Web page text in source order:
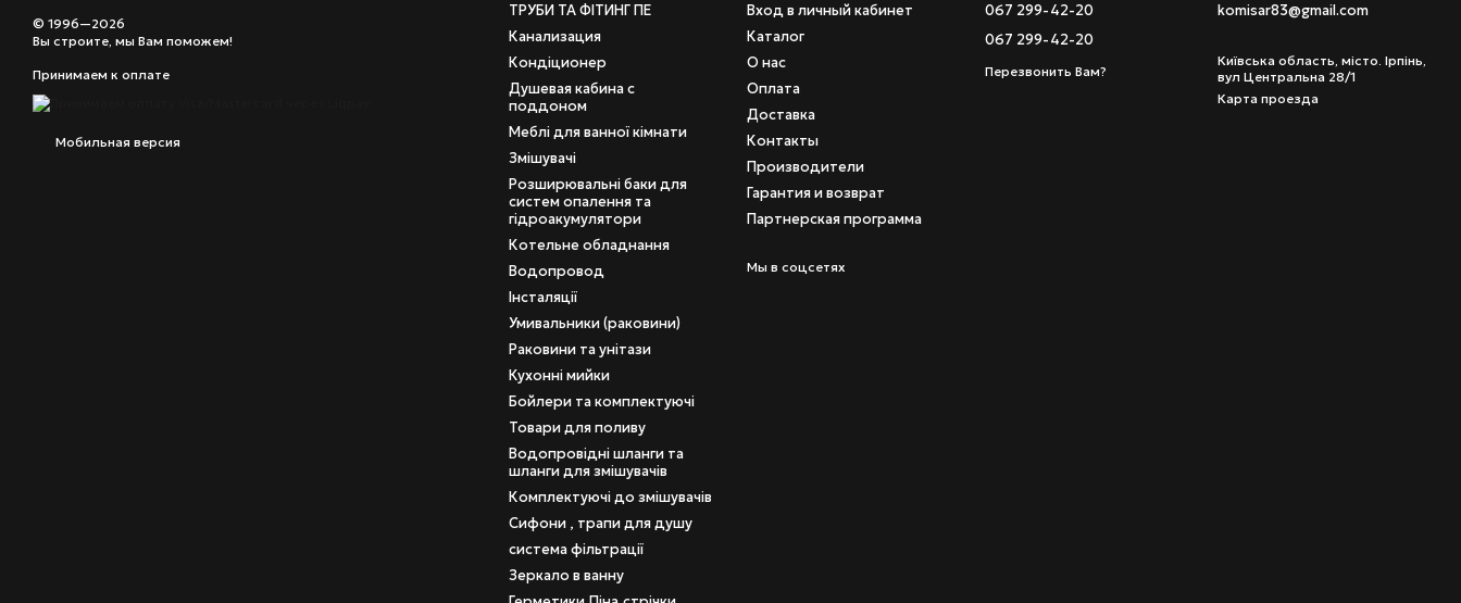
© 1996—2026
Вы строите, мы Вам поможем!
Принимаем к оплате
Мобильная версия
ТРУБИ ТА ФІТИНГ ПЕ
Канализация
Кондіционер
Душевая кабина с
поддоном
Меблі для ванної кімнати
Змішувачі
Розширювальні баки для
систем опалення та
гідроакумулятори
Котельне обладнання
Водопровод
Інсталяції
Умивальники (раковини)
Раковини та унітази
Кухонні мийки
Бойлери та комплектуючі
Товари для поливу
Водопровідні шланги та
шланги для змішувачів
Комплектуючі до змішувачів
Сифони , трапи для душу
система фільтрації
Зеркало в ванну
Вход в личный кабинет
Каталог
О нас
Оплата
Доставка
Контакты
Производители
Гарантия и возврат
Партнерская программа
Мы в соцсетях
067 299-42-20
067 299-42-20
Перезвонить Вам?
komisar83@gmail.com
Київська область, місто. Ірпінь,
вул Центральна 28/1
Карта проезда